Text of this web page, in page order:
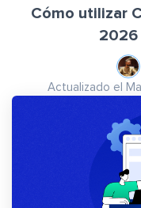
Cómo utilizar
2026
Actualizado el